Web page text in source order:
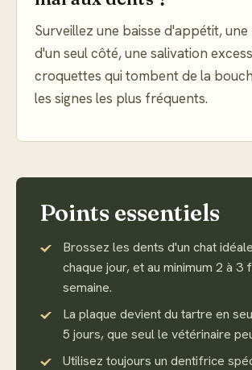
Surveillez une baisse d'appétit,
d'un seul côté, une salivation
croquettes qui tombent de la
les signes les plus fréquents.
Points essentiels
Brossez les dents d'un chat
chaque jour, et au minimum 2 à 3
semaine.
La plaque devient du tartre en
5 jours, que seul le vétérinaire
Utilisez toujours un dentifrice